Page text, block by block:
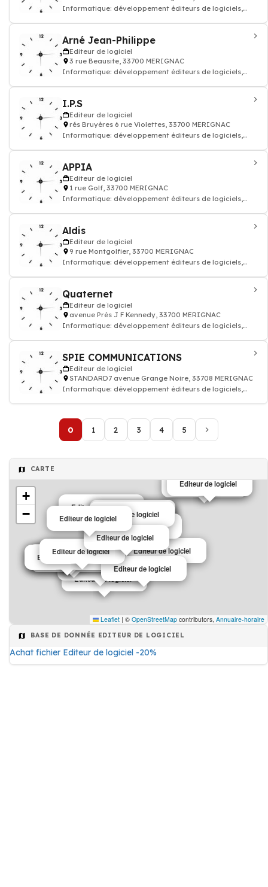
Informatique: développement éditeurs de logiciels,
Arné Jean-Philippe
Editeur de logiciel
3 rue Beausite, 33700 MERIGNAC
Informatique: développement éditeurs de logiciels,
I.P.S
Editeur de logiciel
rés Bruyères 6 rue Violettes, 33700 MERIGNAC
Informatique: développement éditeurs de logiciels,
APPIA
Editeur de logiciel
1 rue Golf, 33700 MERIGNAC
Informatique: développement éditeurs de logiciels,
Aldis
Editeur de logiciel
9 rue Montgolfier, 33700 MERIGNAC
Informatique: développement éditeurs de logiciels,
Quaternet
Editeur de logiciel
avenue Prés J F Kennedy, 33700 MERIGNAC
Informatique: développement éditeurs de logiciels,
SPIE COMMUNICATIONS
Editeur de logiciel
STANDARD7 avenue Grange Noire, 33708 MERIGNAC
Informatique: développement éditeurs de logiciels,
0 1 2 3 4 5
CARTE
Editeur de logiciel
Editeur de logiciel
Editeur de logiciel
Editeur de logiciel
Editeur de logiciel
Editeur de logiciel
Editeur de logiciel
Editeur de logiciel
Editeur de logiciel
Editeur de logiciel
Editeur de logiciel
Editeur de logiciel
Editeur de logiciel
Editeur de logiciel
Editeur de logiciel
Editeur de logiciel
Editeur de logiciel
Editeur de logiciel
Editeur de logiciel
+
−
Leaflet | © OpenStreetMap contributors, Annuaire-horaire
BASE DE DONNÉE EDITEUR DE LOGICIEL
Achat fichier Editeur de logiciel -20%